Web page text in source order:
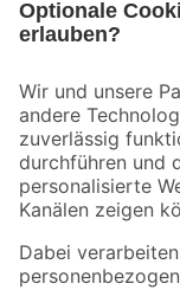
Der toom Newsletter:
Zur Newsletter
Folge uns